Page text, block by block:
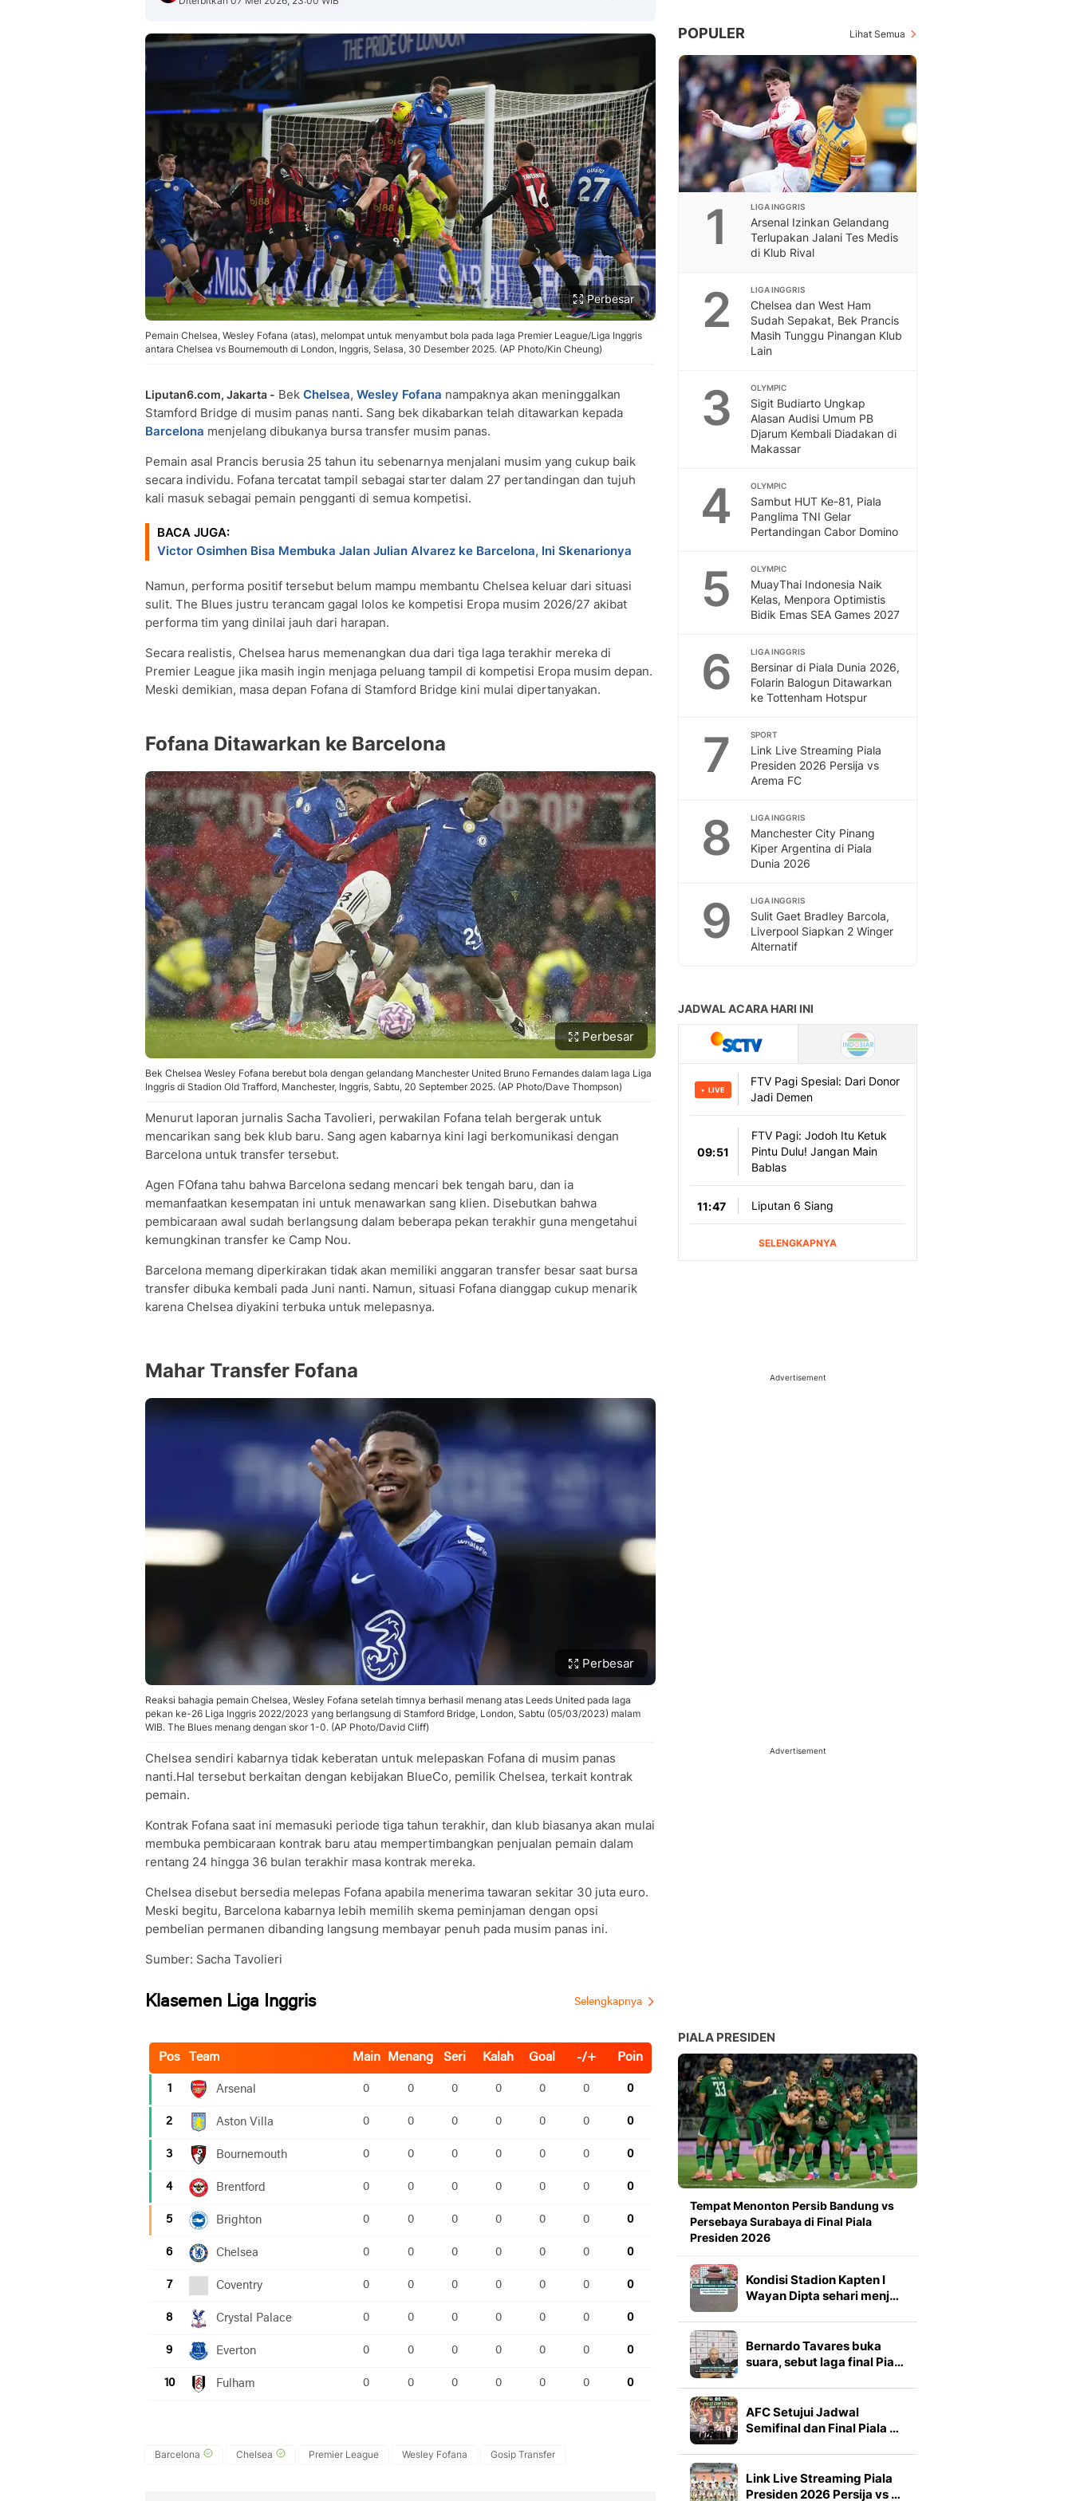
Perbesar
Pemain Chelsea, Wesley Fofana (atas), melompat untuk menyambut bola pada laga Premier League/Liga Inggris
antara Chelsea vs Bournemouth di London, Inggris, Selasa, 30 Desember 2025. (AP Photo/Kin Cheung)
Liputan6.com, Jakarta - Bek Chelsea, Wesley Fofana nampaknya akan meninggalkan
Stamford Bridge di musim panas nanti. Sang bek dikabarkan telah ditawarkan kepada
Barcelona menjelang dibukanya bursa transfer musim panas.
Pemain asal Prancis berusia 25 tahun itu sebenarnya menjalani musim yang cukup baik
secara individu. Fofana tercatat tampil sebagai starter dalam 27 pertandingan dan tujuh
kali masuk sebagai pemain pengganti di semua kompetisi.
BACA JUGA:
Victor Osimhen Bisa Membuka Jalan Julian Alvarez ke Barcelona, Ini Skenarionya
Namun, performa positif tersebut belum mampu membantu Chelsea keluar dari situasi
sulit. The Blues justru terancam gagal lolos ke kompetisi Eropa musim 2026/27 akibat
performa tim yang dinilai jauh dari harapan.
Secara realistis, Chelsea harus memenangkan dua dari tiga laga terakhir mereka di
Premier League jika masih ingin menjaga peluang tampil di kompetisi Eropa musim depan.
Meski demikian, masa depan Fofana di Stamford Bridge kini mulai dipertanyakan.
Fofana Ditawarkan ke Barcelona
Perbesar
Bek Chelsea Wesley Fofana berebut bola dengan gelandang Manchester United Bruno Fernandes dalam laga Liga
Inggris di Stadion Old Trafford, Manchester, Inggris, Sabtu, 20 September 2025. (AP Photo/Dave Thompson)
Menurut laporan jurnalis Sacha Tavolieri, perwakilan Fofana telah bergerak untuk
mencarikan sang bek klub baru. Sang agen kabarnya kini lagi berkomunikasi dengan
Barcelona untuk transfer tersebut.
Agen FOfana tahu bahwa Barcelona sedang mencari bek tengah baru, dan ia
memanfaatkan kesempatan ini untuk menawarkan sang klien. Disebutkan bahwa
pembicaraan awal sudah berlangsung dalam beberapa pekan terakhir guna mengetahui
kemungkinan transfer ke Camp Nou.
Barcelona memang diperkirakan tidak akan memiliki anggaran transfer besar saat bursa
transfer dibuka kembali pada Juni nanti. Namun, situasi Fofana dianggap cukup menarik
karena Chelsea diyakini terbuka untuk melepasnya.
Mahar Transfer Fofana
Perbesar
Reaksi bahagia pemain Chelsea, Wesley Fofana setelah timnya berhasil menang atas Leeds United pada laga
pekan ke-26 Liga Inggris 2022/2023 yang berlangsung di Stamford Bridge, London, Sabtu (05/03/2023) malam
WIB. The Blues menang dengan skor 1-0. (AP Photo/David Cliff)
Chelsea sendiri kabarnya tidak keberatan untuk melepaskan Fofana di musim panas
nanti.Hal tersebut berkaitan dengan kebijakan BlueCo, pemilik Chelsea, terkait kontrak
pemain.
Kontrak Fofana saat ini memasuki periode tiga tahun terakhir, dan klub biasanya akan mulai
membuka pembicaraan kontrak baru atau mempertimbangkan penjualan pemain dalam
rentang 24 hingga 36 bulan terakhir masa kontrak mereka.
Chelsea disebut bersedia melepas Fofana apabila menerima tawaran sekitar 30 juta euro.
Meski begitu, Barcelona kabarnya lebih memilih skema peminjaman dengan opsi
pembelian permanen dibanding langsung membayar penuh pada musim panas ini.
Sumber: Sacha Tavolieri
Barcelona Chelsea Premier League Wesley Fofana Gosip Transfer
POPULER Lihat Semua
1 LIGA INGGRIS
Arsenal Izinkan Gelandang
Terlupakan Jalani Tes Medis
di Klub Rival
2 LIGA INGGRIS
Chelsea dan West Ham
Sudah Sepakat, Bek Prancis
Masih Tunggu Pinangan Klub
Lain
3 OLYMPIC
Sigit Budiarto Ungkap
Alasan Audisi Umum PB
Djarum Kembali Diadakan di
Makassar
4 OLYMPIC
Sambut HUT Ke-81, Piala
Panglima TNI Gelar
Pertandingan Cabor Domino
5 OLYMPIC
MuayThai Indonesia Naik
Kelas, Menpora Optimistis
Bidik Emas SEA Games 2027
6 LIGA INGGRIS
Bersinar di Piala Dunia 2026,
Folarin Balogun Ditawarkan
ke Tottenham Hotspur
7 SPORT
Link Live Streaming Piala
Presiden 2026 Persija vs
Arema FC
8 LIGA INGGRIS
Manchester City Pinang
Kiper Argentina di Piala
Dunia 2026
9 LIGA INGGRIS
Sulit Gaet Bradley Barcola,
Liverpool Siapkan 2 Winger
Alternatif
Advertisement
Advertisement
PIALA PRESIDEN
Tempat Menonton Persib Bandung vs
Persebaya Surabaya di Final Piala
Presiden 2026
Kondisi Stadion Kapten I
Wayan Dipta sehari menj…
Bernardo Tavares buka
suara, sebut laga final Pia…
AFC Setujui Jadwal
Semifinal dan Final Piala …
Link Live Streaming Piala
Presiden 2026 Persija vs …